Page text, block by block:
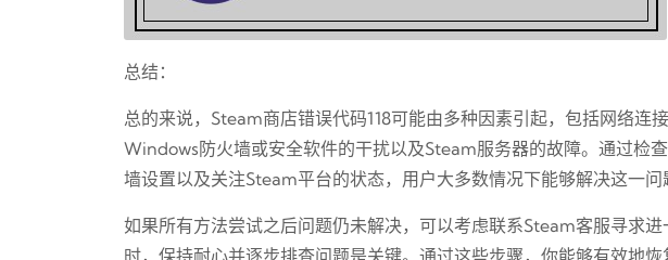
总结：
总的来说，Steam商店错误代码118可能由多种因素引起，包括网络连
Windows防火墙或安全软件的干扰以及Steam服务器的故障。通过检
墙设置以及关注Steam平台的状态，用户大多数情况下能够解决这一问
如果所有方法尝试之后问题仍未解决，可以考虑联系Steam客服寻求
时，保持耐心并逐步排查问题是关键。通过这些步骤，你能够有效地